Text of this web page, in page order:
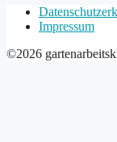
Impressum
©2026